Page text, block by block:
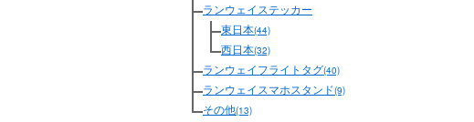
ランウェイステッカー
東日本(44)
西日本(32)
ランウェイフライトタグ(40)
ランウェイスマホスタンド(9)
その他(13)